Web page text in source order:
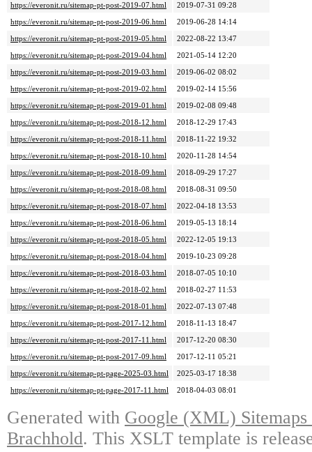
https://everonit.ru/sitemap-pt-post-2019-07.html
2019-07-31 09:28
https://everonit.ru/sitemap-pt-post-2019-06.html
2019-06-28 14:14
https://everonit.ru/sitemap-pt-post-2019-05.html
2022-08-22 13:47
https://everonit.ru/sitemap-pt-post-2019-04.html
2021-05-14 12:20
https://everonit.ru/sitemap-pt-post-2019-03.html
2019-06-02 08:02
https://everonit.ru/sitemap-pt-post-2019-02.html
2019-02-14 15:56
https://everonit.ru/sitemap-pt-post-2019-01.html
2019-02-08 09:48
https://everonit.ru/sitemap-pt-post-2018-12.html
2018-12-29 17:43
https://everonit.ru/sitemap-pt-post-2018-11.html
2018-11-22 19:32
https://everonit.ru/sitemap-pt-post-2018-10.html
2020-11-28 14:54
https://everonit.ru/sitemap-pt-post-2018-09.html
2018-09-29 17:27
https://everonit.ru/sitemap-pt-post-2018-08.html
2018-08-31 09:50
https://everonit.ru/sitemap-pt-post-2018-07.html
2022-04-18 13:53
https://everonit.ru/sitemap-pt-post-2018-06.html
2019-05-13 18:14
https://everonit.ru/sitemap-pt-post-2018-05.html
2022-12-05 19:13
https://everonit.ru/sitemap-pt-post-2018-04.html
2019-10-23 09:28
https://everonit.ru/sitemap-pt-post-2018-03.html
2018-07-05 10:10
https://everonit.ru/sitemap-pt-post-2018-02.html
2018-02-27 11:53
https://everonit.ru/sitemap-pt-post-2018-01.html
2022-07-13 07:48
https://everonit.ru/sitemap-pt-post-2017-12.html
2018-11-13 18:47
https://everonit.ru/sitemap-pt-post-2017-11.html
2017-12-20 08:30
https://everonit.ru/sitemap-pt-post-2017-09.html
2017-12-11 05:21
https://everonit.ru/sitemap-pt-page-2025-03.html
2025-03-17 18:38
https://everonit.ru/sitemap-pt-page-2017-11.html
2018-04-03 08:01
Generated with Google (XML)
Brachhold. This XSLT template is